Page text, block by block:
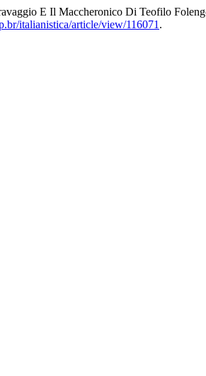
E Il Maccheronico Di Teofilo
italianistica/article/view/116071 .